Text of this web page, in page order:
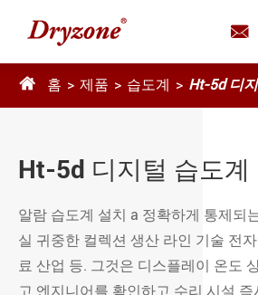

 홈 제품 습도계 Ht-5d 디
Ht-5d 디지털 습도계
알람 습도계 설치 a 정확하게 통제되
실 귀중한 컬렉션 생산 라인 기술 전
료 산업 등. 그것은 디스플레이 온도
고 엔지니어를 확인하고 수리 시설 즉